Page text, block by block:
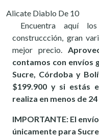
Alicate Diablo De 10
Encuentra aquí
construccción, gran
mejor precio.
contamos con envíos
Sucre, Córdoba y
$199.900 y si estás
realiza en menos de
IMPORTANTE: El
únicamente para